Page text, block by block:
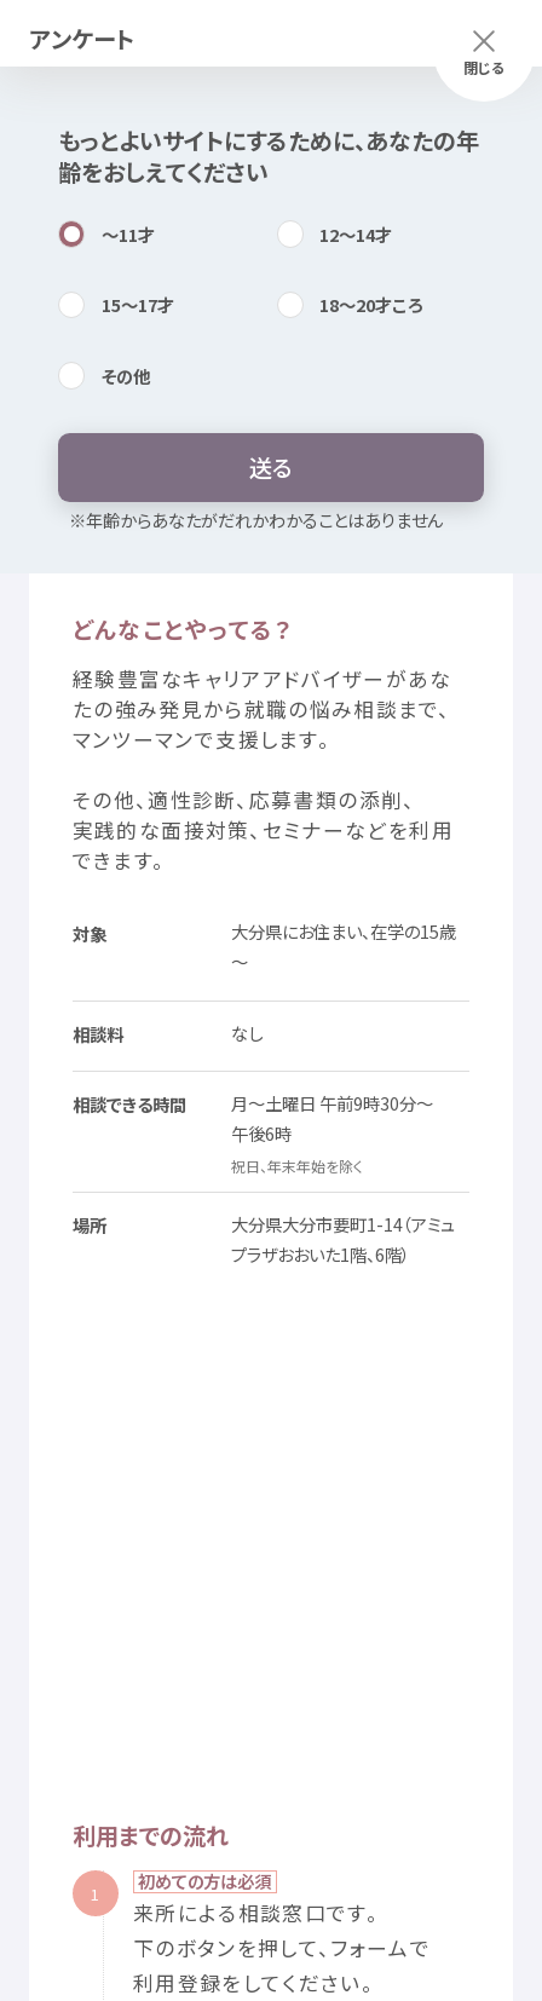
内検索
お気に入り
つかいかた
気持ちをはきだす サイト内検索
利用規約
プライバシーポリシー 認定サービスとは
Mexへのお問い合わせ
© Mex
ふりがな つかいかた メニュー
閉じる
アンケート
もっとよいサイトにするために、あなたの年
齢をおしえてください
〜11才 12〜14才
15〜17才 18〜20才ころ
その他
送る
※年齢からあなたがだれかわかることはありません
このページは公開情報をもとに
Mexで作成
おおいたジョブステーション個別
相談
働く
どんなことやってる？
経験豊富 なキャリアアドバイザーがあな
たの強み発見から就職の悩み相談 まで、
マンツーマンで支援 します。
その他、 適性診断、 応募書類の添削、
実践的 な面接対策、セミナーなどを利用
できます。
対象 大分県にお住まい、在学の15歳
～
相談料 なし
相談できる時間 月～土曜日 午前9時30分～
午後6時
祝日、年末年始を除く
場所 大分県大分市要町1-14（アミュ
プラザおおいた1階、6階）
利用までの流れ
1 初めての方は必須
来所 による相談窓口です。
下のボタンを押 して、フォームで
利用登録をしてください。